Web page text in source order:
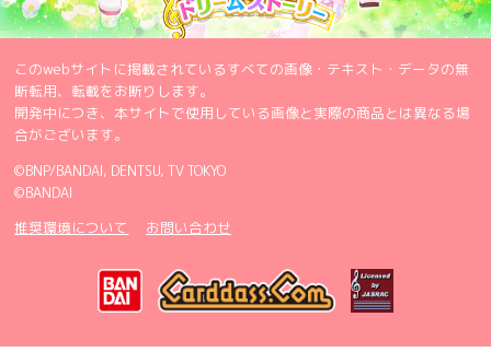
このwebサイトに掲載されているすべての画像・テキスト・データの無
断転用、転載をお断りします。
開発中につき、本サイトで使用している画像と実際の商品とは異なる場
合がございます。
©BNP/BANDAI, DENTSU, TV TOKYO
©BANDAI
推奨環境について
お問い合わせ